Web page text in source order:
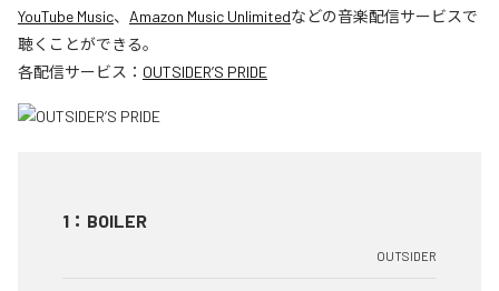
YouTube Music、 Amazon Music Unlimitedなどの音楽配信サービスで
聴くことができる。
各配信サービス： OUTSIDER’S PRIDE
1 ： BOILER
OUTSIDER